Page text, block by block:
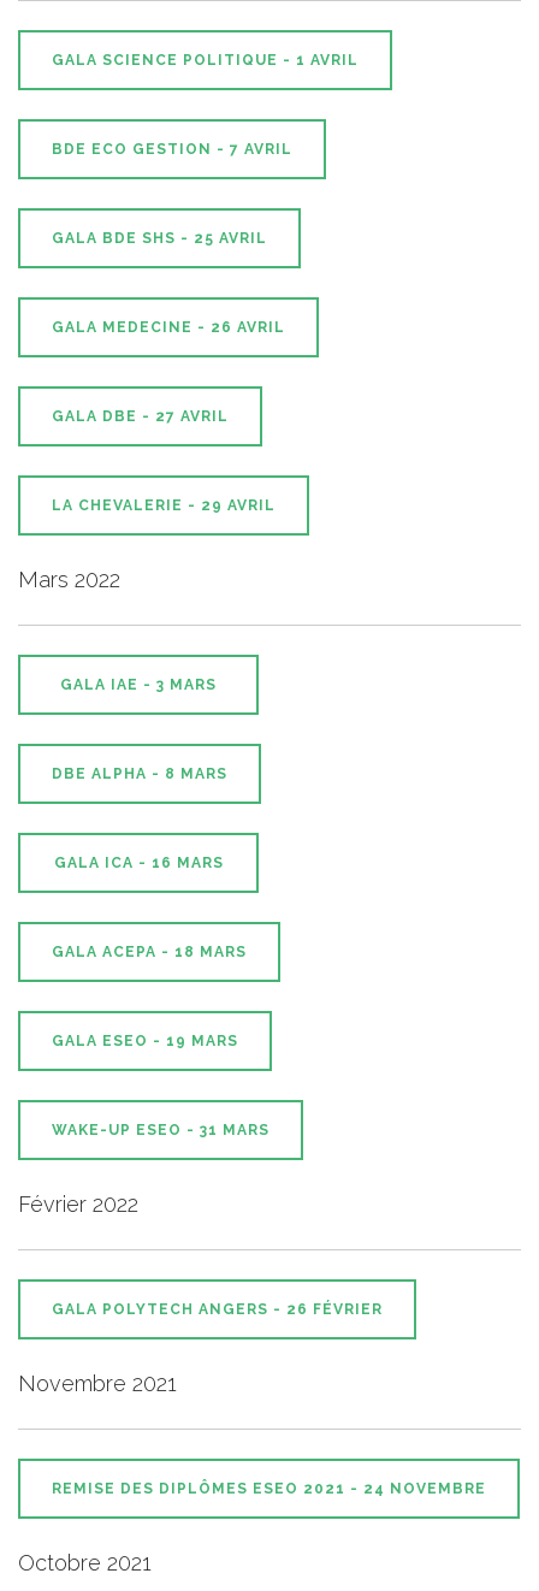
GALA SCIENCE POLITIQUE - 1 AVRIL
BDE ECO GESTION - 7 AVRIL
GALA BDE SHS - 25 AVRIL
GALA MEDECINE - 26 AVRIL
GALA DBE - 27 AVRIL
LA CHEVALERIE - 29 AVRIL
Mars 2022
GALA IAE - 3 MARS
DBE ALPHA - 8 MARS
GALA ICA - 16 MARS
GALA ACEPA - 18 MARS
GALA ESEO - 19 MARS
WAKE-UP ESEO - 31 MARS
Février 2022
GALA POLYTECH ANGERS - 26 FÉVRIER
Novembre 2021
REMISE DES DIPLÔMES ESEO 2021 - 24 NOVEMBRE
Octobre 2021